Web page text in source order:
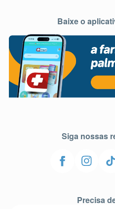
Baixe o
Siga nossas
Precisa